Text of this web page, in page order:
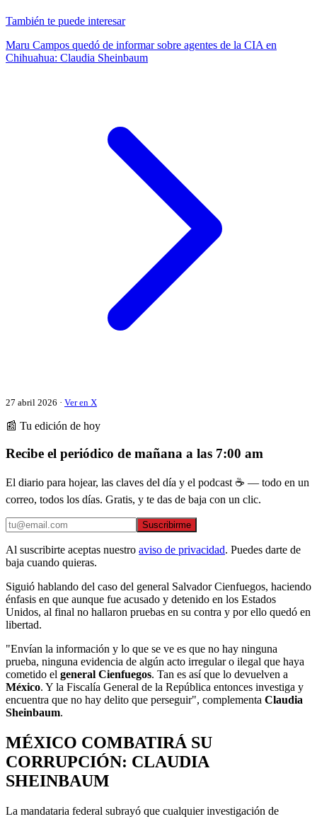
También te puede interesar
Maru Campos quedó de informar sobre agentes de la CIA en
Chihuahua: Claudia Sheinbaum
27 abril 2026 · Ver en X
📰 Tu edición de hoy
Recibe el periódico de mañana a las 7:00 am
El diario para hojear, las claves del día y el podcast ☕ — todo en un
correo, todos los días. Gratis, y te das de baja con un clic.
Suscribirme
Al suscribirte aceptas nuestro aviso de privacidad. Puedes darte de
baja cuando quieras.
Siguió hablando del caso del general Salvador Cienfuegos, haciendo
énfasis en que aunque fue acusado y detenido en los Estados
Unidos, al final no hallaron pruebas en su contra y por ello quedó en
libertad.
"Envían la información y lo que se ve es que no hay ninguna
prueba, ninguna evidencia de algún acto irregular o ilegal que haya
cometido el general Cienfuegos. Tan es así que lo devuelven a
México. Y la Fiscalía General de la República entonces investiga y
encuentra que no hay delito que perseguir", complementa Claudia
Sheinbaum.
MÉXICO COMBATIRÁ SU
CORRUPCIÓN: CLAUDIA
SHEINBAUM
La mandataria federal subrayó que cualquier investigación de